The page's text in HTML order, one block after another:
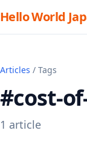
Hello World
Articles / Tags
#cost-
1 article